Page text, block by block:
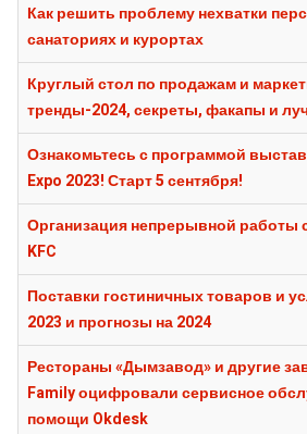
Как решить проблему нехватки
санаториях и курортах
Круглый стол по продажам и
тренды-2024, секреты, факапы и
Ознакомьтесь с программой
Expo 2023! Старт 5 сентября!
Организация непрерывной работы
KFC
Поставки гостиничных товаров и
2023 и прогнозы на 2024
Рестораны «Дымзавод» и другие
Family оцифровали сервисное
помощи Okdesk